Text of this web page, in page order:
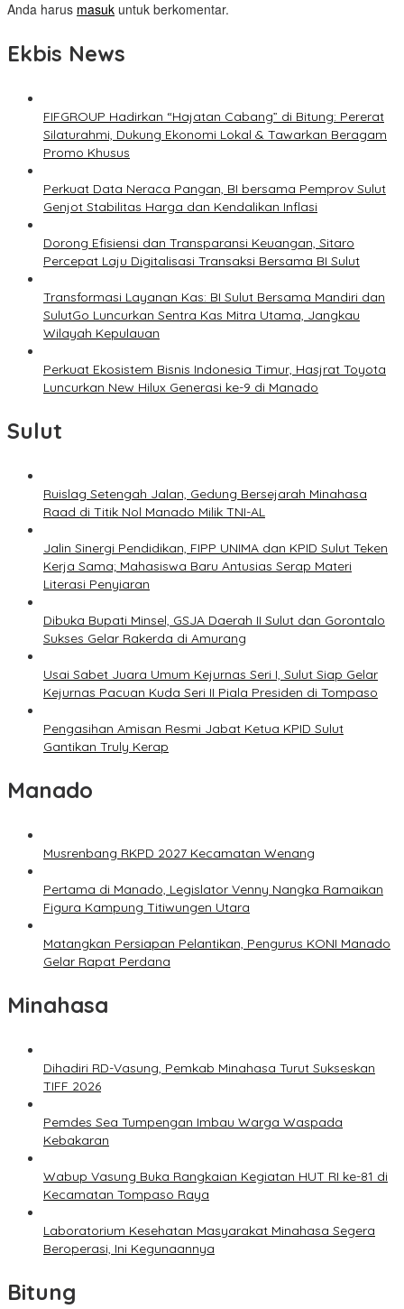
Anda harus masuk untuk berkomentar.
Ekbis News
FIFGROUP Hadirkan “Hajatan Cabang” di Bitung: Pererat
Silaturahmi, Dukung Ekonomi Lokal & Tawarkan Beragam
Promo Khusus
Perkuat Data Neraca Pangan, BI bersama Pemprov Sulut
Genjot Stabilitas Harga dan Kendalikan Inflasi
Dorong Efisiensi dan Transparansi Keuangan, Sitaro
Percepat Laju Digitalisasi Transaksi Bersama BI Sulut
Transformasi Layanan Kas: BI Sulut Bersama Mandiri dan
SulutGo Luncurkan Sentra Kas Mitra Utama, Jangkau
Wilayah Kepulauan
Perkuat Ekosistem Bisnis Indonesia Timur, Hasjrat Toyota
Luncurkan New Hilux Generasi ke-9 di Manado
Sulut
Ruislag Setengah Jalan, Gedung Bersejarah Minahasa
Raad di Titik Nol Manado Milik TNI-AL
Jalin Sinergi Pendidikan, FIPP UNIMA dan KPID Sulut Teken
Kerja Sama; Mahasiswa Baru Antusias Serap Materi
Literasi Penyiaran
Dibuka Bupati Minsel, GSJA Daerah II Sulut dan Gorontalo
Sukses Gelar Rakerda di Amurang
Usai Sabet Juara Umum Kejurnas Seri I, Sulut Siap Gelar
Kejurnas Pacuan Kuda Seri II Piala Presiden di Tompaso
Pengasihan Amisan Resmi Jabat Ketua KPID Sulut
Gantikan Truly Kerap
Manado
Musrenbang RKPD 2027 Kecamatan Wenang
Pertama di Manado, Legislator Venny Nangka Ramaikan
Figura Kampung Titiwungen Utara
Matangkan Persiapan Pelantikan, Pengurus KONI Manado
Gelar Rapat Perdana
Minahasa
Dihadiri RD-Vasung, Pemkab Minahasa Turut Sukseskan
TIFF 2026
Pemdes Sea Tumpengan Imbau Warga Waspada
Kebakaran
Wabup Vasung Buka Rangkaian Kegiatan HUT RI ke-81 di
Kecamatan Tompaso Raya
Laboratorium Kesehatan Masyarakat Minahasa Segera
Beroperasi, Ini Kegunaannya
Bitung